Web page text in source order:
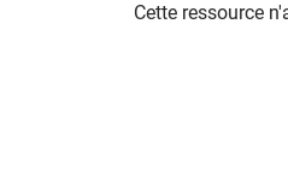
Cette ressource